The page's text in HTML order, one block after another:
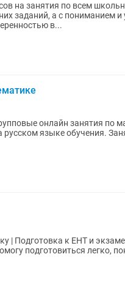
на занятия по всем
заданий, а с пониманием и
в...
онлайн занятия по
русском языке обучения.
к ЕНТ и экзаменам Хотите высокий балл
подготовиться легко,